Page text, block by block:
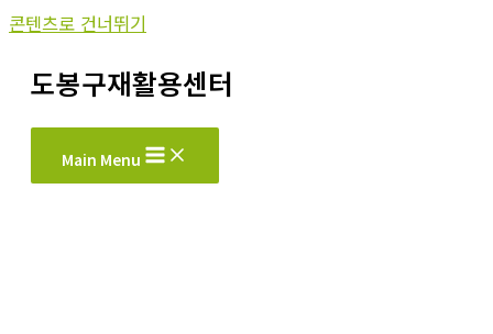
콘텐츠로 건너뛰기
도봉구재활용센터
Main Menu